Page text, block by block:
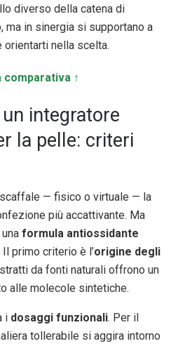
diverso della catena di
ma in sinergia si supportano a
orientarti nella scelta.
comparativa ↑
integratore
la pelle: criteri
— fisico o virtuale — la
più accattivante. Ma
formula antiossidante
primo criterio è l’origine degli
da fonti naturali offrono un
alle molecole sintetiche.
i dosaggi funzionali. Per il
tollerabile si aggira intorno